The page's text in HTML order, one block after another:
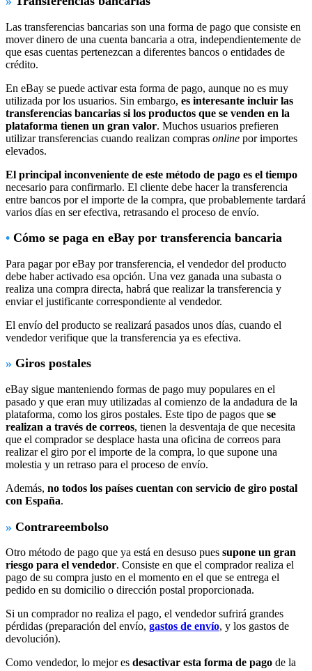
Las transferencias bancarias son una forma de pago que consiste en
mover dinero de una cuenta bancaria a otra, independientemente de
que esas cuentas pertenezcan a diferentes bancos o entidades de
crédito.
En eBay se puede activar esta forma de pago, aunque no es muy
utilizada por los usuarios. Sin embargo, es interesante incluir las
transferencias bancarias si los productos que se venden en la
plataforma tienen un gran valor. Muchos usuarios prefieren
utilizar transferencias cuando realizan compras online por importes
elevados.
El principal inconveniente de este método de pago es el tiempo
necesario para confirmarlo. El cliente debe hacer la transferencia
entre bancos por el importe de la compra, que probablemente tardará
varios días en ser efectiva, retrasando el proceso de envío.
• Cómo se paga en eBay por transferencia bancaria
Para pagar por eBay por transferencia, el vendedor del producto
debe haber activado esa opción. Una vez ganada una subasta o
realiza una compra directa, habrá que realizar la transferencia y
enviar el justificante correspondiente al vendedor.
El envío del producto se realizará pasados unos días, cuando el
vendedor verifique que la transferencia ya es efectiva.
» Giros postales
eBay sigue manteniendo formas de pago muy populares en el
pasado y que eran muy utilizadas al comienzo de la andadura de la
plataforma, como los giros postales. Este tipo de pagos que se
realizan a través de correos, tienen la desventaja de que necesita
que el comprador se desplace hasta una oficina de correos para
realizar el giro por el importe de la compra, lo que supone una
molestia y un retraso para el proceso de envío.
Además, no todos los países cuentan con servicio de giro postal
con España.
» Contrareembolso
Otro método de pago que ya está en desuso pues supone un gran
riesgo para el vendedor. Consiste en que el comprador realiza el
pago de su compra justo en el momento en el que se entrega el
pedido en su domicilio o dirección postal proporcionada.
Si un comprador no realiza el pago, el vendedor sufrirá grandes
pérdidas (preparación del envío, gastos de envío, y los gastos de
devolución).
Como vendedor, lo mejor es desactivar esta forma de pago de la